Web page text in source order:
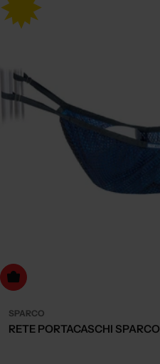
to cart
SPARCO
RETE PORTACASCHI SPARCO